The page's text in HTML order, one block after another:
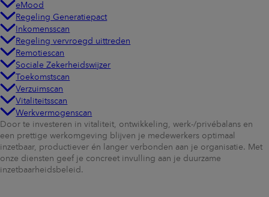
eMood
Regeling Generatiepact
Inkomensscan
Regeling vervroegd uittreden
Remotiescan
Sociale Zekerheidswijzer
Toekomstscan
Verzuimscan
Vitaliteitsscan
Werkvermogenscan
Door te investeren in vitaliteit, ontwikkeling, werk-/privébalans en
een prettige werkomgeving blijven je medewerkers optimaal
inzetbaar, productiever én langer verbonden aan je organisatie. Met
onze diensten geef je concreet invulling aan je duurzame
inzetbaarheidsbeleid.